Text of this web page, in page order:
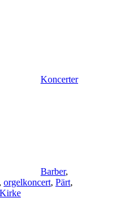
Koncerter
Barber,
, orgelkoncert, Pärt,